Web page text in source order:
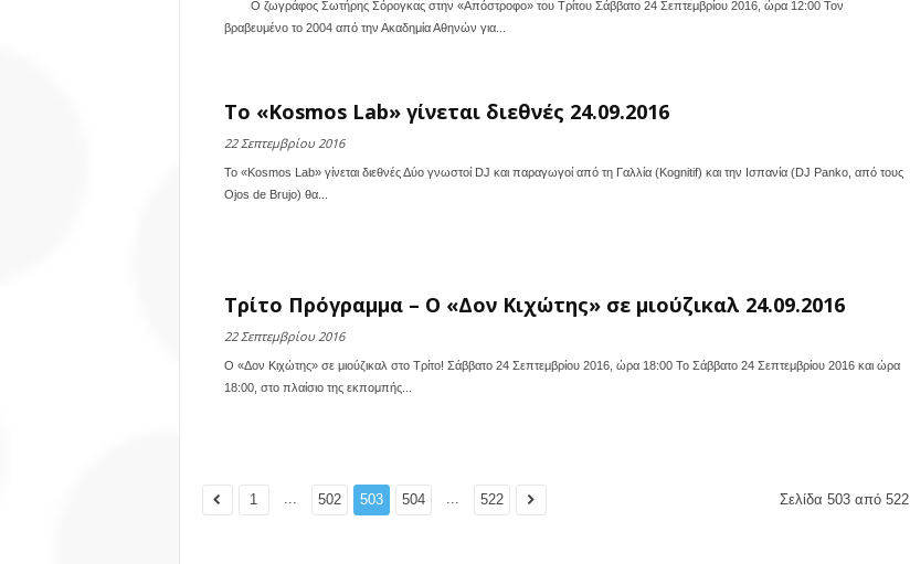
O ζωγράφος Σωτήρης Σόρογκας στην «Απόστροφο» του Τρίτου Σάββατο 24 Σεπτεμβρίου 2016, ώρα 12:00 Τον
βραβευμένο το 2004 από την Ακαδημία Αθηνών για...
To «Kosmos Lab» γίνεται διεθνές 24.09.2016
22 Σεπτεμβρίου 2016
To «Kosmos Lab» γίνεται διεθνές Δύο γνωστοί DJ και παραγωγοί από τη Γαλλία (Kognitif) και την Ισπανία (DJ Panko, από τους
Ojos de Brujo) θα...
Τρίτο Πρόγραμμα – Ο «Δον Κιχώτης» σε μιούζικαλ 24.09.2016
22 Σεπτεμβρίου 2016
Ο «Δον Κιχώτης» σε μιούζικαλ στο Τρίτο! Σάββατο 24 Σεπτεμβρίου 2016, ώρα 18:00 Το Σάββατο 24 Σεπτεμβρίου 2016 και ώρα
18:00, στο πλαίσιο της εκπομπής...
1 ... 502 503 504 ... 522 Σελίδα 503 από 522